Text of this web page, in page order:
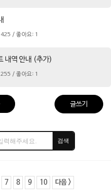
/ 좋아요: 1
내역 안내 (추가)
/ 좋아요: 1
글쓰기
검색
7 8 9 10 다음 >